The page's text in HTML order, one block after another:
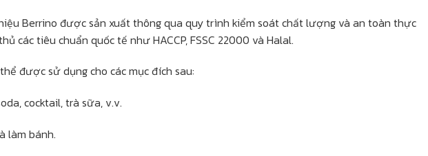
Berrino được sản xuất thông qua quy trình kiểm soát chất lượng và an toàn thực
các tiêu chuẩn quốc tế như HACCP, FSSC 22000 và Halal.
được sử dụng cho các mục đích sau:
cocktail, trà sữa, v.v.
làm bánh.